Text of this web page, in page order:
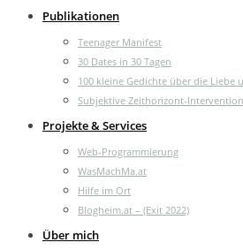
Publikationen
Teenager Manifest
30 Dates in 30 Tagen
100 kleine Gedichte über die Liebe
Subjektive Zeithorizont-Intervention
Projekte & Services
Web-Programmierung
WasMachMa.at
Hilfe im Ort
Blogheim.at – (Exit 2022)
Über mich